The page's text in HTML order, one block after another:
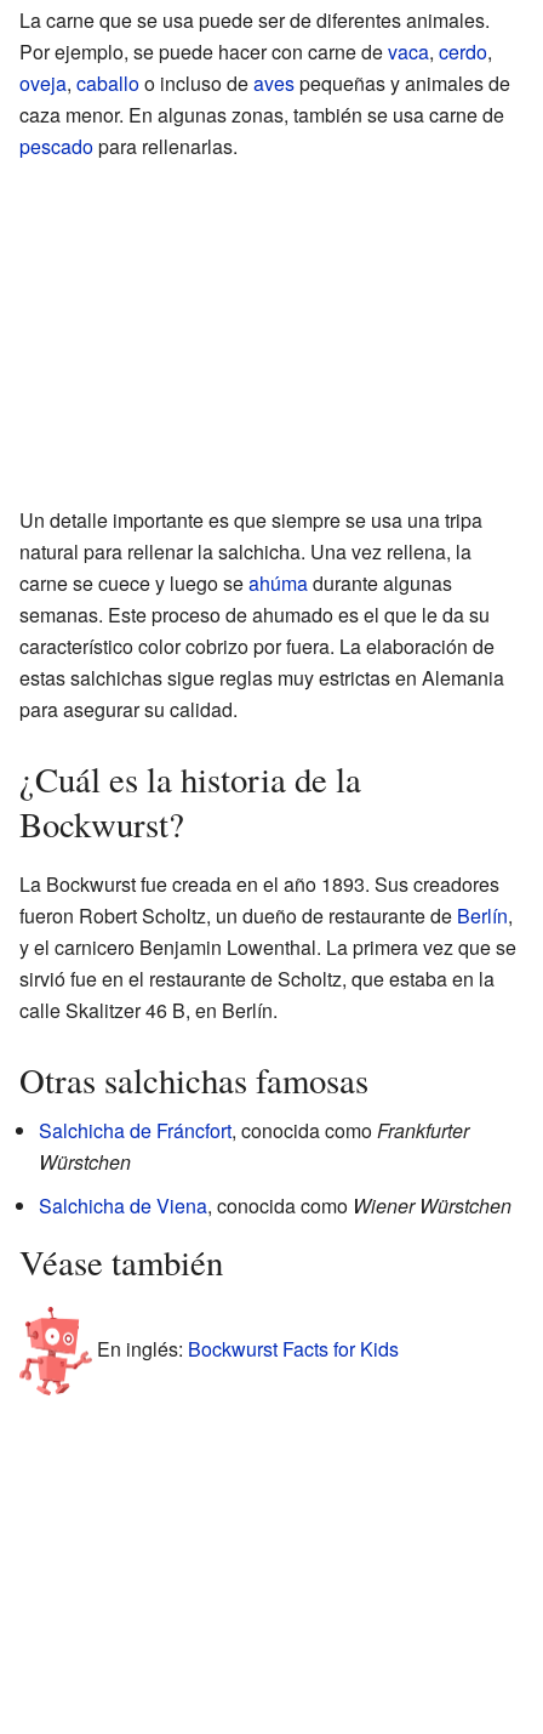
La carne que se usa puede ser de diferentes animales.
Por ejemplo, se puede hacer con carne devaca, cerdo,
oveja, caballoo incluso deavespequeñas y animales de
caza menor. En algunas zonas, también se usa carne de
pescadopara rellenarlas.
Un detalle importante es que siempre se usa una tripa
natural para rellenar la salchicha. Una vez rellena, la
carne se cuece y luego seahúmadurante algunas
semanas. Este proceso de ahumado es el que le da su
característico color cobrizo por fuera. La elaboración de
estas salchichas sigue reglas muy estrictas en Alemania
para asegurar su calidad.
¿Cuál es la historia de la
Bockwurst?
La Bockwurst fue creada en el año 1893. Sus creadores
fueron Robert Scholtz, un dueño de restaurante de Berlín,
y el carnicero Benjamin Lowenthal. La primera vez que se
sirvió fue en el restaurante de Scholtz, que estaba en la
calle Skalitzer 46 B, en Berlín.
Otras salchichas famosas
Salchicha de Fráncfort, conocida comoFrankfurter
Würstchen
Salchicha de Viena, conocida como Wiener Würstchen
Véase también
En inglés: Bockwurst Facts for Kids